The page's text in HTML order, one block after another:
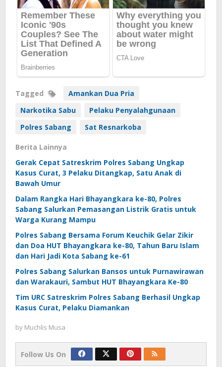
Tagged
Amankan Dua Pria
Narkotika Sabu
Pelaku Penyalahgunaan
Polres Sabang
Sat Resnarkoba
Berita Lainnya
Gerak Cepat Satreskrim Polres Sabang Ungkap
Kasus Curat, 3 Pelaku Ditangkap, Satu Anak di
Bawah Umur
Dalam Rangka Hari Bhayangkara ke-80, Polres
Sabang Salurkan Pemasangan Listrik Gratis untuk
Warga Kurang Mampu
Polres Sabang Bersama Forum Keuchik Gelar Zikir
dan Doa HUT Bhayangkara ke-80, Tahun Baru Islam
dan Hari Jadi Kota Sabang ke-61
Polres Sabang Salurkan Bansos untuk Purnawirawan
dan Warakauri, Sambut HUT Bhayangkara Ke-80
Tim URC Satreskrim Polres Sabang Berhasil Ungkap
Kasus Curat, Pelaku Diamankan
by Muchlis Musa
Follow Us On